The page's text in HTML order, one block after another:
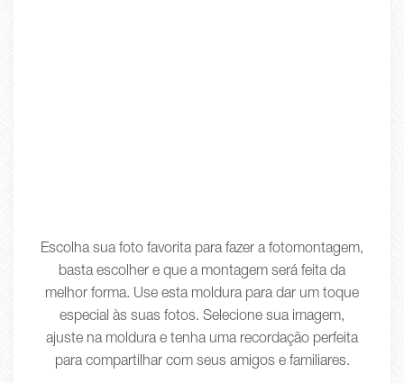
Escolha sua foto favorita para fazer a fotomontagem,
basta escolher e que a montagem será feita da
melhor forma. Use esta moldura para dar um toque
especial às suas fotos. Selecione sua imagem,
ajuste na moldura e tenha uma recordação perfeita
para compartilhar com seus amigos e familiares.